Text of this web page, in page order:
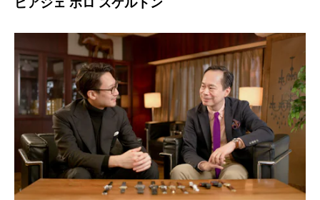
ピアジェ ポロ スケルトン